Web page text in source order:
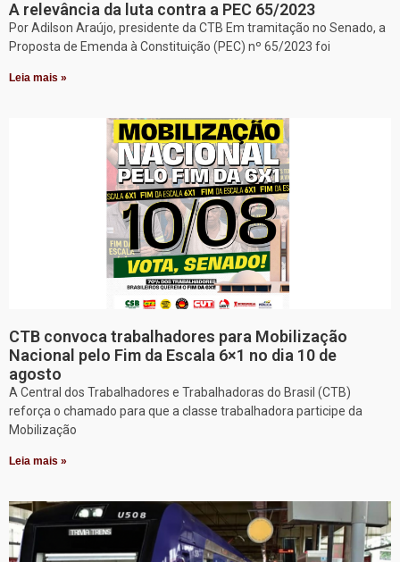
A relevância da luta contra a PEC 65/2023
Por Adilson Araújo, presidente da CTB Em tramitação no Senado, a
Proposta de Emenda à Constituição (PEC) nº 65/2023 foi
Leia mais »
CTB convoca trabalhadores para Mobilização
Nacional pelo Fim da Escala 6×1 no dia 10 de
agosto
A Central dos Trabalhadores e Trabalhadoras do Brasil (CTB)
reforça o chamado para que a classe trabalhadora participe da
Mobilização
Leia mais »